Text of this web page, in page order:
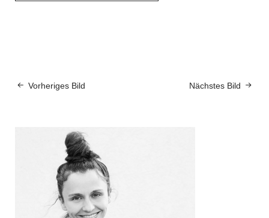
Nächstes Bild
Vorheriges Bild